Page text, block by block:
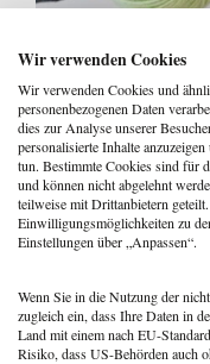
verändern
Wir verwenden Cookies
Wir verwenden Cookies und
personenbezogenen Daten
dies zur Analyse unserer
personalisierte Inhalte
tun. Bestimmte Cookies sind für
und können nicht abgelehnt
teilweise mit Drittanbietern
Einwilligungsmöglichkeiten zu
Einstellungen über „Anpassen“.
Wenn Sie in die Nutzung der
zugleich ein, dass Ihre Daten in
Land mit einem nach EU-
Risiko, dass US-Behörden auch